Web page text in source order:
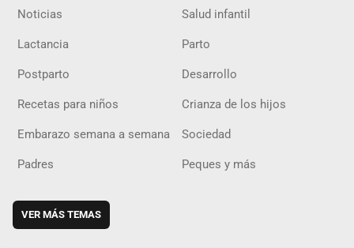
Noticias Salud infantil
Lactancia Parto
Postparto Desarrollo
Recetas para niños Crianza de los hijos
Embarazo semana a semana Sociedad
Padres Peques y más
VER MÁS TEMAS